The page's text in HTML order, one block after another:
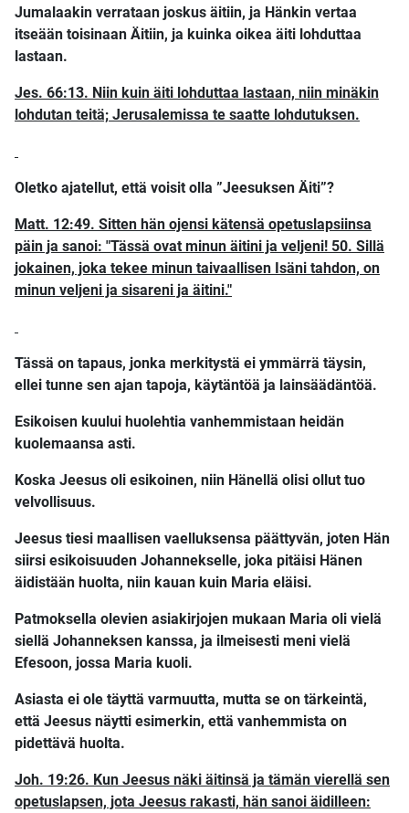
Jumalaakin verrataan joskus äitiin, ja Hänkin vertaa
itseään toisinaan Äitiin, ja kuinka oikea äiti lohduttaa
lastaan.
Jes. 66:13. Niin kuin äiti lohduttaa lastaan, niin minäkin
lohdutan teitä; Jerusalemissa te saatte lohdutuksen.
Oletko ajatellut, että voisit olla ”Jeesuksen Äiti”?
Matt. 12:49. Sitten hän ojensi kätensä opetuslapsiinsa
päin ja sanoi: "Tässä ovat minun äitini ja veljeni! 50. Sillä
jokainen, joka tekee minun taivaallisen Isäni tahdon, on
minun veljeni ja sisareni ja äitini."
Tässä on tapaus, jonka merkitystä ei ymmärrä täysin,
ellei tunne sen ajan tapoja, käytäntöä ja lainsäädäntöä.
Esikoisen kuului huolehtia vanhemmistaan heidän
kuolemaansa asti.
Koska Jeesus oli esikoinen, niin Hänellä olisi ollut tuo
velvollisuus.
Jeesus tiesi maallisen vaelluksensa päättyvän, joten Hän
siirsi esikoisuuden Johannekselle, joka pitäisi Hänen
äidistään huolta, niin kauan kuin Maria eläisi.
Patmoksella olevien asiakirjojen mukaan Maria oli vielä
siellä Johanneksen kanssa, ja ilmeisesti meni vielä
Efesoon, jossa Maria kuoli.
Asiasta ei ole täyttä varmuutta, mutta se on tärkeintä,
että Jeesus näytti esimerkin, että vanhemmista on
pidettävä huolta.
Joh. 19:26. Kun Jeesus näki äitinsä ja tämän vierellä sen
opetuslapsen, jota Jeesus rakasti, hän sanoi äidilleen: